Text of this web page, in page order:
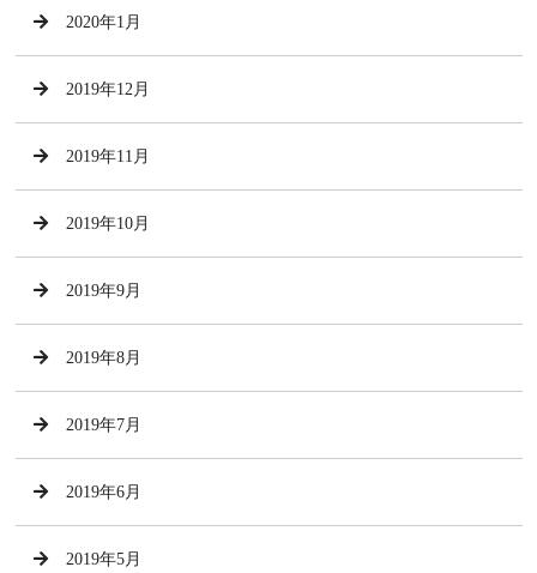
2020年1月
2019年12月
2019年11月
2019年10月
2019年9月
2019年8月
2019年7月
2019年6月
2019年5月